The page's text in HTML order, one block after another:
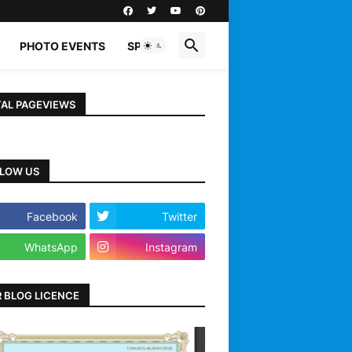
PHOTO EVENTS SPORTS
PAGEVIEWS
US
Facebook Twitter
WhatsApp Instagram
BLOG LICENCE